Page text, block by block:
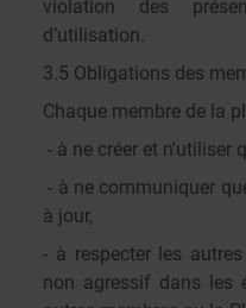
violation des
d’utilisation.
3.5 Obligations des
Chaque membre de la
- à ne créer et n'utiliser
- à ne communiquer
à jour,
- à respecter les
non agressif dans les